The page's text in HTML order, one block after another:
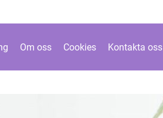
Om oss Cookies Kontakta oss